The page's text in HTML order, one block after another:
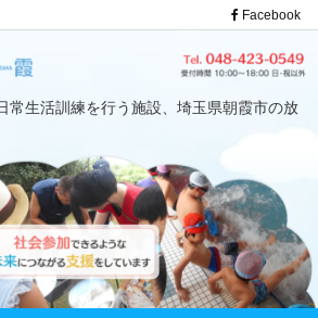
常生活訓練を行う施設、埼玉県朝霞市の放
Facebook